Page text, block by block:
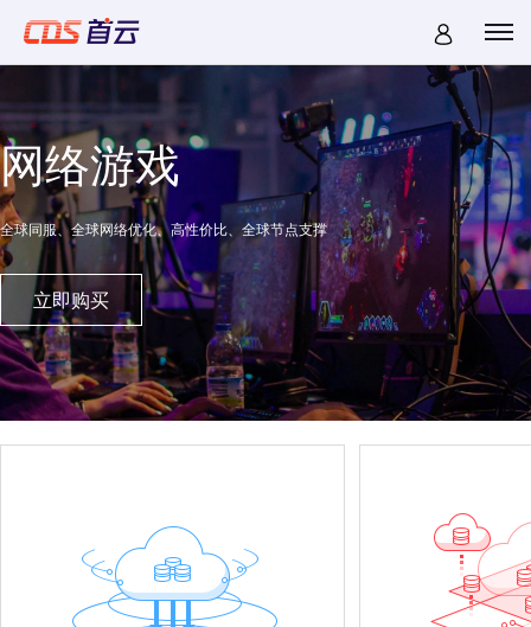
网络游戏
全球同服、全球网络优化、高性价比、全球节点支撑
立即购买